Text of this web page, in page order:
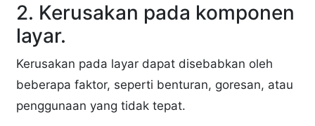
2. Kerusakan pada komponen
layar.
Kerusakan pada layar dapat disebabkan oleh
beberapa faktor, seperti benturan, goresan, atau
penggunaan yang tidak tepat.